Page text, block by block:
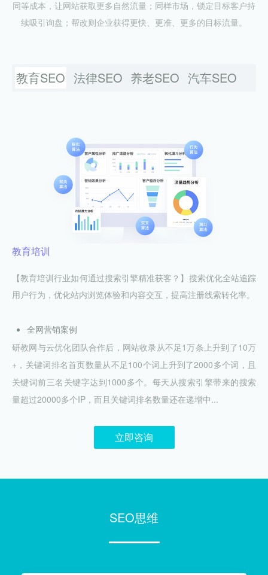
同等成本，让网站获取更多自然流量；同样市场，锁定目标客户持
续吸引询盘；帮改则企业获得更快、更准、更多的目标流量。
教育SEO 法律SEO 养老SEO 汽车SEO
教育培训
【教育培训行业如何通过搜索引擎精准获客？】搜索优化全站追踪
用户行为，优化站内浏览体验和内容交互，提高注册线索转化率。
全网营销案例
研教网与云优化团队合作后，网站收录从不足1万条上升到了10万
+，关键词排名首页数量从不足100个词上升到了2000多个词，且
关键词前三名关键字达到1000多个。每天从搜索引擎带来的搜索
量超过20000多个IP，而且关键词排名数量还在递增中...
立即咨询
SEO思维